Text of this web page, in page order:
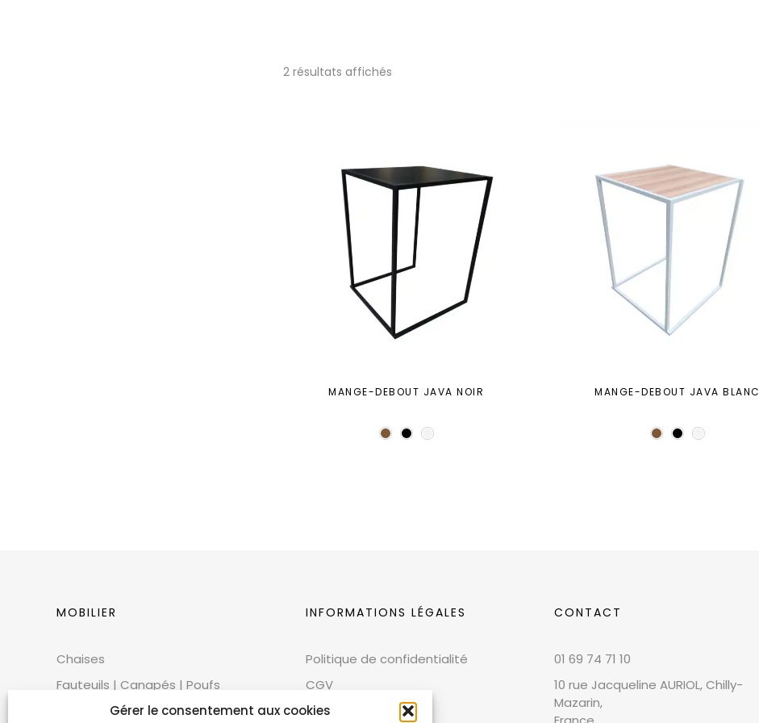
Gérer le consentement aux cookies
2 résultats affichés
MANGE-DEBOUT JAVA NOIR MANGE-DEBOUT JAVA BLANC
MOBILIER
Chaises
Fauteuils | Canapés | Poufs
Mobilier extérieur
INFORMATIONS LÉGALES
Politique de confidentialité
CGV
CGU
CONTACT
01 69 74 71 10
10 rue Jacqueline AURIOL, Chilly-
Mazarin,